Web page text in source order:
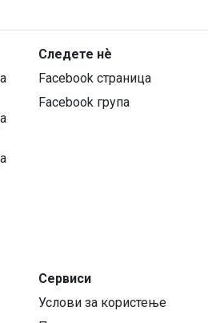
Следете нѐ
Facebook страница
Facebook група
Сервиси
Услови за користење